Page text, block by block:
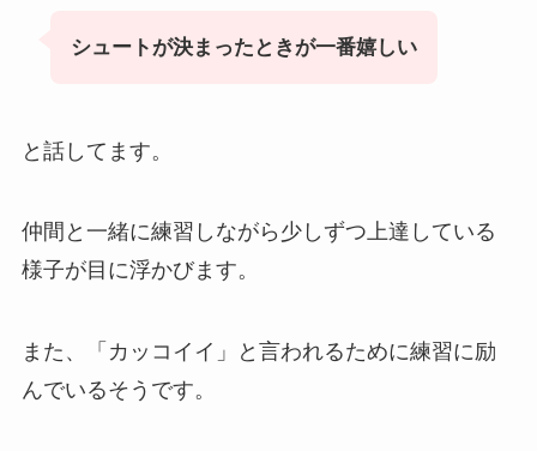
シュートが決まったときが一番嬉しい
と話してます。
仲間と一緒に練習しながら少しずつ上達している
様子が目に浮かびます。
また、「カッコイイ」と言われるために練習に励
んでいるそうです。